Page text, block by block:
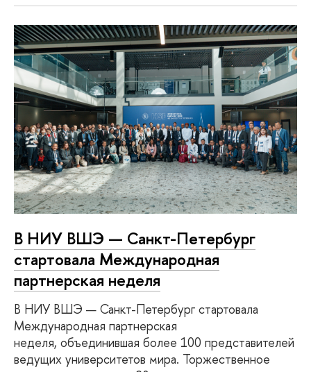
В НИУ ВШЭ — Санкт-Петербург
стартовала Международная
партнерская неделя
В НИУ ВШЭ — Санкт-Петербург стартовала
Международная партнерская
неделя, объединившая более 100 представителей
ведущих университетов мира. Торжественное